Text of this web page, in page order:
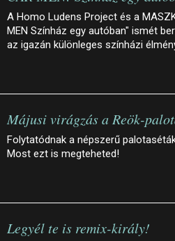
A Homo Ludens Project és a
MEN Színház egy autóban" ismét
az igazán különleges színházi
Májusi virágzás a Reök-
Folytatódnak a népszerű
Most ezt is megteheted!
Legyél te is remix-király!